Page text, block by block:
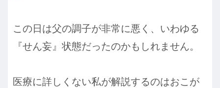
この日は父の調子が非常に悪く、いわゆる
『せん妄』状態だったのかもしれません。
医療に詳しくない私が解説するのはおこが